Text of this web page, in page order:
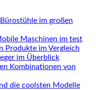
im großen
Maschinen im test
Produkte im Vergleich
im Überblick
Kombinationen von
die coolsten Modelle